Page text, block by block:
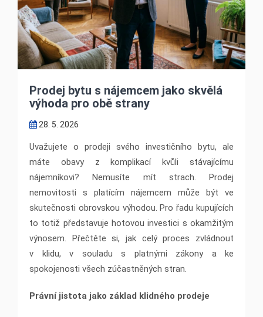
Prodej bytu s nájemcem jako skvělá
výhoda pro obě strany
28. 5. 2026
Uvažujete o prodeji svého investičního bytu, ale
máte obavy z komplikací kvůli stávajícímu
nájemníkovi? Nemusíte mít strach. Prodej
nemovitosti s platícím nájemcem může být ve
skutečnosti obrovskou výhodou. Pro řadu kupujících
to totiž představuje hotovou investici s okamžitým
výnosem. Přečtěte si, jak celý proces zvládnout
v klidu, v souladu s platnými zákony a ke
spokojenosti všech zúčastněných stran.
Právní jistota jako základ klidného prodeje